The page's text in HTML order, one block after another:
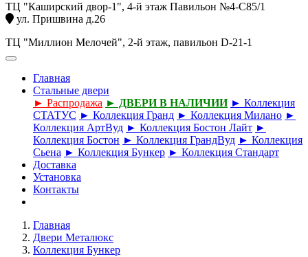
ТЦ "Каширский двор-1", 4-й этаж Павильон №4-С85/1
ул. Пришвина д.26
ТЦ "Миллион Мелочей", 2-й этаж, павильон D-21-1
Главная
Стальные двери
► Распродажа ► ДВЕРИ В НАЛИЧИИ ► Коллекция
СТАТУС ► Коллекция Гранд ► Коллекция Милано ►
Коллекция АртВуд ► Коллекция Бостон Лайт ►
Коллекция Бостон ► Коллекция ГрандВуд ► Коллекция
Сьена ► Коллекция Бункер ► Коллекция Стандарт
Доставка
Установка
Контакты
Главная
Двери Металюкс
Коллекция Бункер